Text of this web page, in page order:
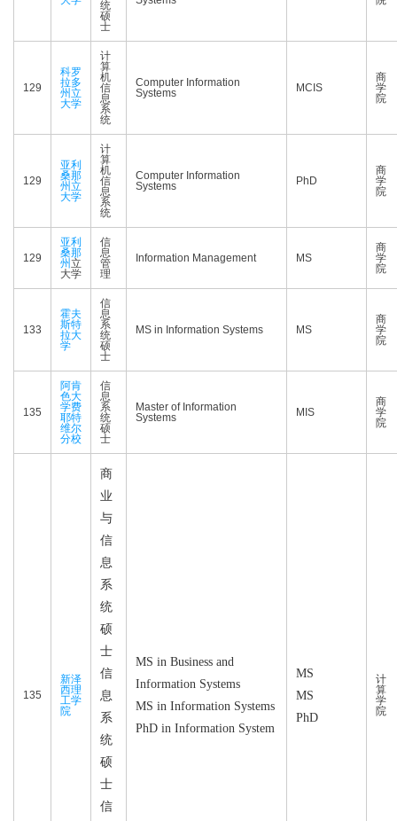
统
硕
士
129
科罗
拉多
州立
大学
计
算
机
信
息
系
统
Computer Information
Systems
MCIS
商
学
院
129
亚利
桑那
州立
大学
计
算
机
信
息
系
统
Computer Information
Systems
PhD
商
学
院
129
亚利
桑那
州立
大学
信
息
管
理
Information Management MS
商
学
院
133
霍夫
斯特
拉大
学
信
息
系
统
硕
士
MS in Information Systems MS
商
学
院
135
阿肯
色大
学费
耶特
维尔
分校
信
息
系
统
硕
士
Master of Information
Systems
MIS
商
学
院
135
新泽
西理
工学
院
商
业
与
信
息
系
统
硕
士
信
息
系
统
硕
士
信
MS in Business and
Information Systems
MS in Information Systems
PhD in Information System
MS
MS
PhD
计
算
学
院